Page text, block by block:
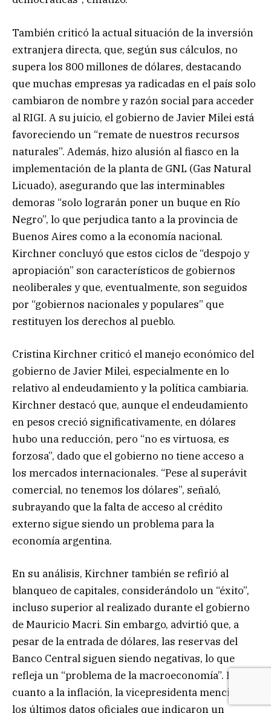
También criticó la actual situación de la inversión
extranjera directa, que, según sus cálculos, no
supera los 800 millones de dólares, destacando
que muchas empresas ya radicadas en el país solo
cambiaron de nombre y razón social para acceder
al RIGI. A su juicio, el gobierno de Javier Milei está
favoreciendo un “remate de nuestros recursos
naturales”. Además, hizo alusión al fiasco en la
implementación de la planta de GNL (Gas Natural
Licuado), asegurando que las interminables
demoras “solo lograrán poner un buque en Río
Negro”, lo que perjudica tanto a la provincia de
Buenos Aires como a la economía nacional.
Kirchner concluyó que estos ciclos de “despojo y
apropiación” son característicos de gobiernos
neoliberales y que, eventualmente, son seguidos
por “gobiernos nacionales y populares” que
restituyen los derechos al pueblo.
Cristina Kirchner criticó el manejo económico del
gobierno de Javier Milei, especialmente en lo
relativo al endeudamiento y la política cambiaria.
Kirchner destacó que, aunque el endeudamiento
en pesos creció significativamente, en dólares
hubo una reducción, pero “no es virtuosa, es
forzosa”, dado que el gobierno no tiene acceso a
los mercados internacionales. “Pese al superávit
comercial, no tenemos los dólares”, señaló,
subrayando que la falta de acceso al crédito
externo sigue siendo un problema para la
economía argentina.
En su análisis, Kirchner también se refirió al
blanqueo de capitales, considerándolo un “éxito”,
incluso superior al realizado durante el gobierno
de Mauricio Macri. Sin embargo, advirtió que, a
pesar de la entrada de dólares, las reservas del
Banco Central siguen siendo negativas, lo que
refleja un “problema de la macroeconomía”. En
cuanto a la inflación, la vicepresidenta mencionó
los últimos datos oficiales que indicaron un